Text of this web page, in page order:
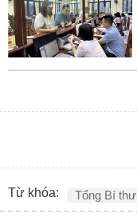
Từ khóa: Tổng Bí thư